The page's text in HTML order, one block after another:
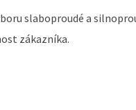
slaboproudé a
zákazníka.